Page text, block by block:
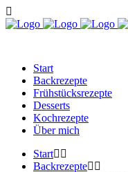
Start
Backrezepte
Frühstücksrezepte
Desserts
Kochrezepte
Über mich
Start
Backrezepte